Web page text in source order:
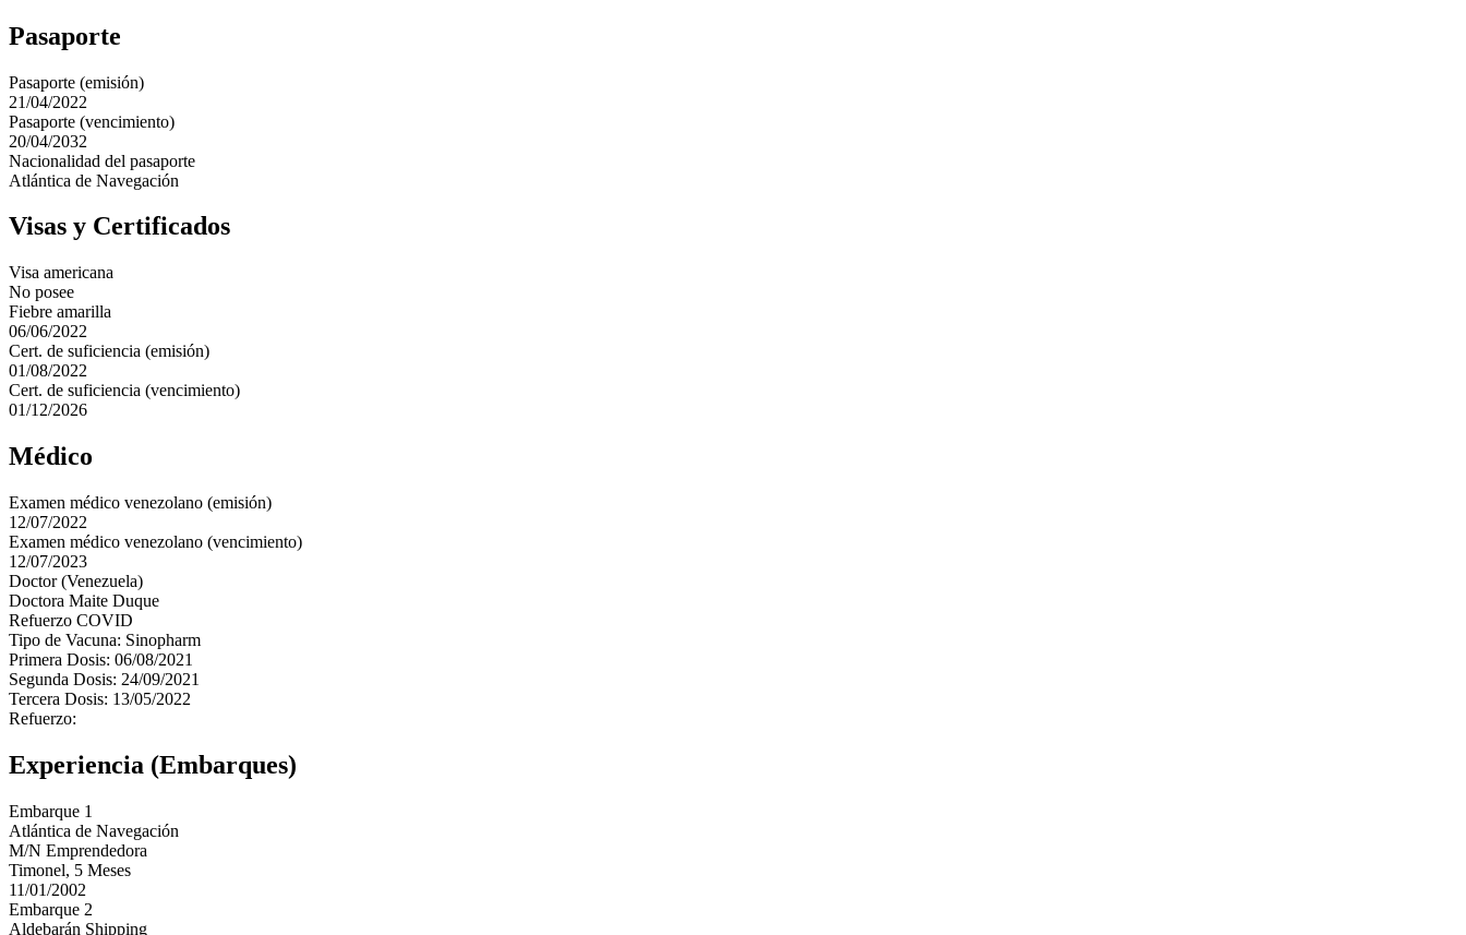
Pasaporte
Pasaporte (emisión)
21/04/2022
Pasaporte (vencimiento)
20/04/2032
Nacionalidad del pasaporte
Atlántica de Navegación
Visas y Certificados
Visa americana
No posee
Fiebre amarilla
06/06/2022
Cert. de suficiencia (emisión)
01/08/2022
Cert. de suficiencia (vencimiento)
01/12/2026
Médico
Examen médico venezolano (emisión)
12/07/2022
Examen médico venezolano (vencimiento)
12/07/2023
Doctor (Venezuela)
Doctora Maite Duque
Refuerzo COVID
Tipo de Vacuna: Sinopharm
Primera Dosis: 06/08/2021
Segunda Dosis: 24/09/2021
Tercera Dosis: 13/05/2022
Refuerzo:
Experiencia (Embarques)
Embarque 1
Atlántica de Navegación
M/N Emprendedora
Timonel, 5 Meses
11/01/2002
Embarque 2
Aldebarán Shipping